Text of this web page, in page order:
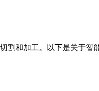
和加工。以下是关于智